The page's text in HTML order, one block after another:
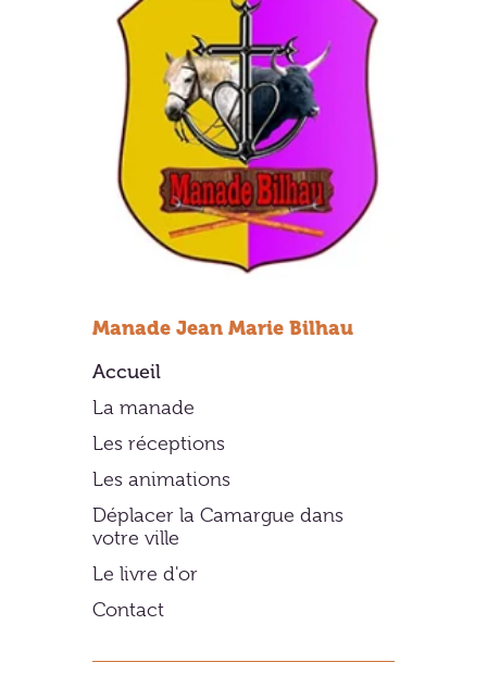
Manade Jean Marie Bilhau
Accueil
La manade
Les réceptions
Les animations
Déplacer la Camargue dans
votre ville
Le livre d'or
Contact